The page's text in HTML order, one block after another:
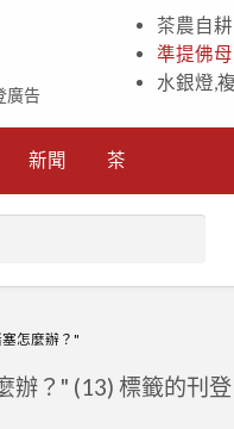
廣告
茶農自
準提佛
水銀燈,
新聞 茶
怎麼辦？"
辦？" (13) 標籤的刊登